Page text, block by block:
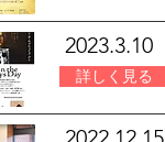
2023.3.10
詳しく見る